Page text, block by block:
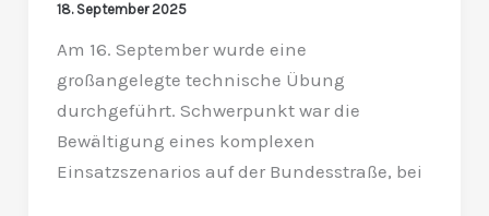
18. September 2025
Am 16. September wurde eine
großangelegte technische Übung
durchgeführt. Schwerpunkt war die
Bewältigung eines komplexen
Einsatzszenarios auf der Bundesstraße, bei